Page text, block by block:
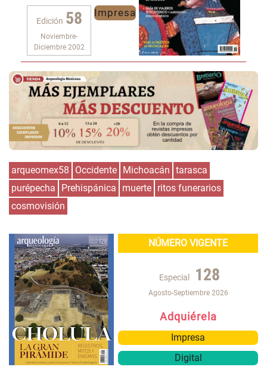
Edición 58
Noviembre-
Diciembre 2002
Impresa
arqueomex58 Occidente Michoacán tarasca
purépecha
Prehispánica muerte ritos funerarios
cosmovisión
NÚMERO VIGENTE
Especial 128
Agosto-Septiembre 2026
Adquiérela
Impresa
Digital